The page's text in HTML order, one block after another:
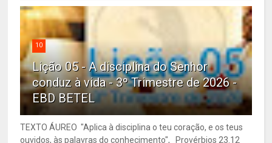
10
Lição 05 - A disciplina do Senhor
conduz à vida - 3º Trimestre de 2026 -
EBD BETEL
TEXTO ÁUREO "Aplica à disciplina o teu coração, e os teus
ouvidos, às palavras do conhecimento", Provérbios 23.12